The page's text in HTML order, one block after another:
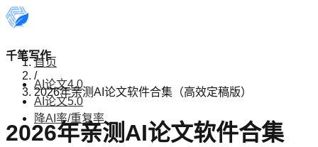
千笔写作
AI论文4.0
AI论文5.0
降AI率/重复率
首页
/
2026年亲测AI论文软件合集（高效定稿版）
2026年亲测AI论文软件合集